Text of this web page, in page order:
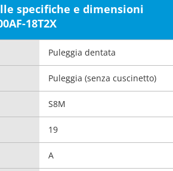
specifiche e dimensioni
18T2X
Puleggia dentata
Puleggia (senza cuscinetto)
S8M
19
A